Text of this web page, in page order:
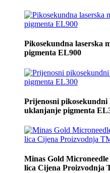
Pikosekundna laserska
pigmenta EL900
Prijenosni pikosekundni
uklanjanje pigmenta
Minas Gold
lica Cijena Proizvodnja